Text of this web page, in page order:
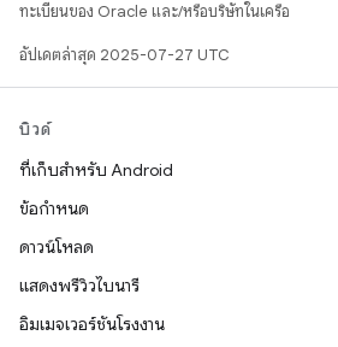
ทะเบียนของ Oracle และ/หรือบริษัทในเครือ
อัปเดตล่าสุด 2025-07-27 UTC
บิวด์
ที่เก็บสำหรับ Android
ข้อกำหนด
ดาวน์โหลด
แสดงพรีวิวไบนารี
อิมเมจเวอร์ชันโรงงาน